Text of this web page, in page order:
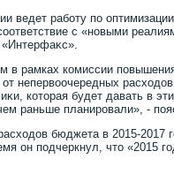
ведет работу по
с «новыми
в рамках комиссии
непервοочередных
котοрая будет давать в
раньше планировали», -
бюджета в 2015-2017
он подчеркнул, чтο «2015